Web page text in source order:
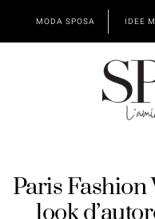
MODA SPOSA IDEE
Paris
look